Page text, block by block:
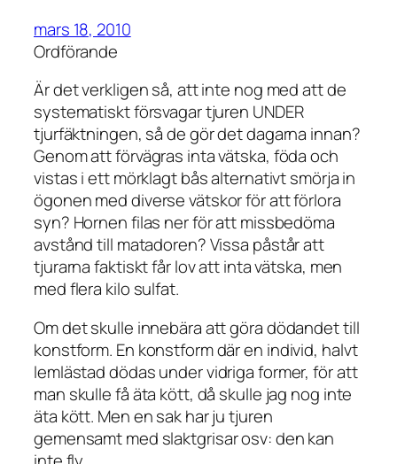
mars 18, 2010
Ordförande
Är det verkligen så, att inte nog med att de
systematiskt försvagar tjuren UNDER
tjurfäktningen, så de gör det dagarna innan?
Genom att förvägras inta vätska, föda och
vistas i ett mörklagt bås alternativt smörja in
ögonen med diverse vätskor för att förlora
syn? Hornen filas ner för att missbedöma
avstånd till matadoren? Vissa påstår att
tjurarna faktiskt får lov att inta vätska, men
med flera kilo sulfat.
Om det skulle innebära att göra dödandet till
konstform. En konstform där en individ, halvt
lemlästad dödas under vidriga former, för att
man skulle få äta kött, då skulle jag nog inte
äta kött. Men en sak har ju tjuren
gemensamt med slaktgrisar osv: den kan